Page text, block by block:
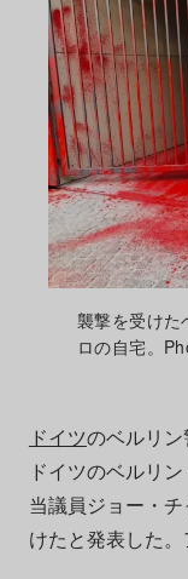
襲撃を受けた
ロの自宅。
ドイツのベルリン
ドイツのベルリ
当議員ジョー・
けたと発表した。